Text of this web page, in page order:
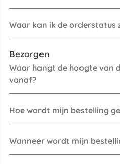
Waar kan ik de orderstatus
Bezorgen
Waar hangt de hoogte van
vanaf?
Hoe wordt mijn bestelling
Wanneer wordt mijn